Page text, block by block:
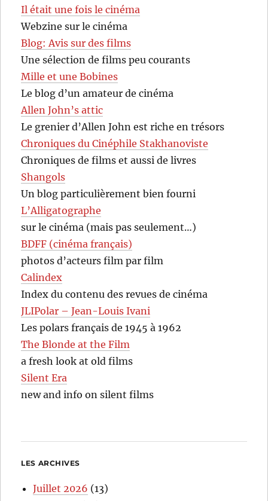
Il était une fois le cinéma
Webzine sur le cinéma
Blog: Avis sur des films
Une sélection de films peu courants
Mille et une Bobines
Le blog d’un amateur de cinéma
Allen John’s attic
Le grenier d’Allen John est riche en trésors
Chroniques du Cinéphile Stakhanoviste
Chroniques de films et aussi de livres
Shangols
Un blog particulièrement bien fourni
L’Alligatographe
sur le cinéma (mais pas seulement…)
BDFF (cinéma français)
photos d’acteurs film par film
Calindex
Index du contenu des revues de cinéma
JLIPolar – Jean-Louis Ivani
Les polars français de 1945 à 1962
The Blonde at the Film
a fresh look at old films
Silent Era
new and info on silent films
LES ARCHIVES
Juillet 2026 (13)